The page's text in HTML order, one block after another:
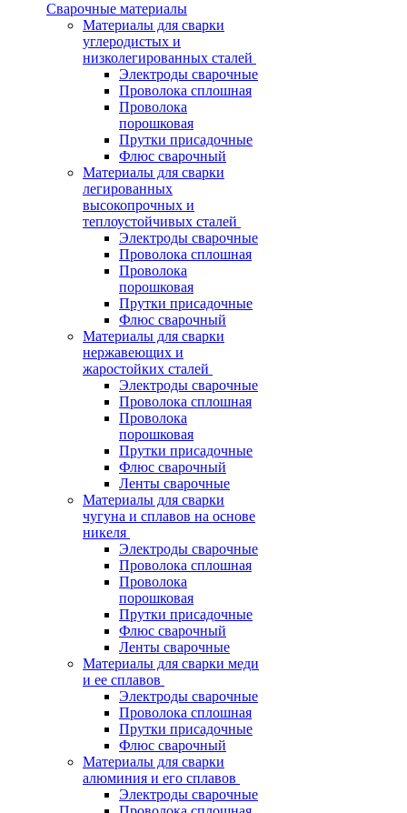
Сварочные материалы
Материалы для сварки
углеродистых и
низколегированных сталей
Электроды сварочные
Проволока сплошная
Проволока
порошковая
Прутки присадочные
Флюс сварочный
Материалы для сварки
легированных
высокопрочных и
теплоустойчивых сталей
Электроды сварочные
Проволока сплошная
Проволока
порошковая
Прутки присадочные
Флюс сварочный
Материалы для сварки
нержавеющих и
жаростойких сталей
Электроды сварочные
Проволока сплошная
Проволока
порошковая
Прутки присадочные
Флюс сварочный
Ленты сварочные
Материалы для сварки
чугуна и сплавов на основе
никеля
Электроды сварочные
Проволока сплошная
Проволока
порошковая
Прутки присадочные
Флюс сварочный
Ленты сварочные
Материалы для сварки меди
и ее сплавов
Электроды сварочные
Проволока сплошная
Прутки присадочные
Флюс сварочный
Материалы для сварки
алюминия и его сплавов
Электроды сварочные